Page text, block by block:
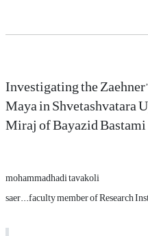
Investigating the
Maya in Shvetashvatara
Miraj of Bayazid Bastami
mohammadhadi tavakoli
saer...faculty member of Research